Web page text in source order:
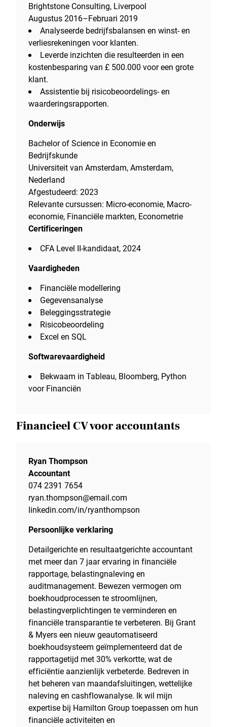
Brightstone Consulting, Liverpool
Augustus 2016–Februari 2019
Analyseerde bedrijfsbalansen en winst- en
verliesrekeningen voor klanten.
Leverde inzichten die resulteerden in een
kostenbesparing van £ 500.000 voor een grote
klant.
Assistentie bij risicobeoordelings- en
waarderingsrapporten.
Onderwijs
Bachelor of Science in Economie en
Bedrijfskunde
Universiteit van Amsterdam, Amsterdam,
Nederland
Afgestudeerd: 2023
Relevante cursussen: Micro-economie, Macro-
economie, Financiële markten, Econometrie
Certificeringen
CFA Level II-kandidaat, 2024
Vaardigheden
Financiële modellering
Gegevensanalyse
Beleggingsstrategie
Risicobeoordeling
Excel en SQL
Softwarevaardigheid
Bekwaam in Tableau, Bloomberg, Python
voor Financiën
Financieel CV voor accountants
Ryan Thompson
Accountant
074 2391 7654
ryan.thompson@email.com
linkedin.com/in/ryanthompson
Persoonlijke verklaring
Detailgerichte en resultaatgerichte accountant
met meer dan 7 jaar ervaring in financiële
rapportage, belastingnaleving en
auditmanagement. Bewezen vermogen om
boekhoudprocessen te stroomlijnen,
belastingverplichtingen te verminderen en
financiële transparantie te verbeteren. Bij Grant
& Myers een nieuw geautomatiseerd
boekhoudsysteem geïmplementeerd dat de
rapportagetijd met 30% verkortte, wat de
efficiëntie aanzienlijk verbeterde. Bedreven in
het beheren van maandafsluitingen, wettelijke
naleving en cashflowanalyse. Ik wil mijn
expertise bij Hamilton Group toepassen om hun
financiële activiteiten en